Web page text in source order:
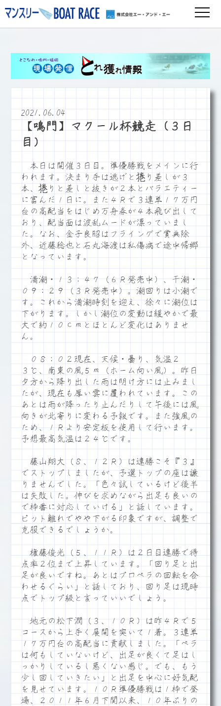
2021.06.04
【鳴門】マクール杯競走（３日
目）
本日は開催３日目。準優勝戦をメインに行
われます。決まり手は逃げと捲り差しが３
本、捲りと差しと抜きが２本とバラエティー
に富んだ１日に。また４Ｒで３連単１７万円
台の高配当をはじめ万舟券が４本飛び出して
おり、配当面は波乱ムードが漂っていまし
た。なお、金子良昭はフライングで賞典除
外、近藤稔也と石丸海渡は私傷病で途中帰郷
となっています。
満潮・１３：４７（６Ｒ発売中）、干潮・
０９：２９（３Ｒ発売中）。潮回りは小潮で
す。これから満潮時刻を迎え、徐々に潮位は
下がります。しかし潮位の変動は緩やかで最
大で約１０ｃｍとほとんど変化はありませ
ん。
０８：０２現在、天候・曇り、気温２
３℃、南東の風５ｍ（ホーム向い風）。昨日
夕方から降り出した雨は明け方には止みまし
たが、現在も厚い雲に覆われています。この
あとは雨が降ったり止んだりして午後には風
向きが北寄りに変わる予報です。また強風の
ため、１Ｒより安定板を使用して行います。
予想最高気温は２４℃です。
藤山翔大（８、１２Ｒ）は連勝こそ『３』
でストップしましたが、予選トップの座は譲
りませんでした。「色々試しているけど後半
は失敗した。伸びを求めながら出足も良いの
で枠番に対応していける」と話しています。
ピット離れでやや下がる印象ですが、調整で
克服できるでしょうか。
権藤俊光（５、１１Ｒ）は２日目連勝で得
点率２位まで上昇しています。「回り足と出
足が良いですね。あとはプロペラの回転を合
わせるぐらい」と話しており、回り足は現時
点でトップ級と言っていいでしょう。
地元の松下潤（３、１０Ｒ）は昨４Ｒで５
コースから上手く展開を突いて１着。３連単
１７万円台の高配当に貢献しました。「ペラ
は何もしていないけど、出足が良くて足はし
っかりしているし悪くない感じ。でも、もう
少し回していきたい」と出足を中心に好気配
を見せています。１０Ｒ準優勝戦は１枠で登
場、２０１１年６月下関以来、１０年ぶりの